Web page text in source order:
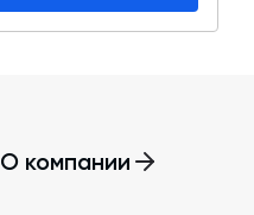
О компании